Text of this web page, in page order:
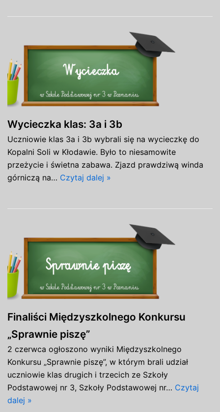
Wycieczka klas: 3a i 3b
Uczniowie klas 3a i 3b wybrali się na wycieczkę do
Kopalni Soli w Kłodawie. Było to niesamowite
przeżycie i świetna zabawa. Zjazd prawdziwą winda
górniczą na… Czytaj dalej »
Finaliści Międzyszkolnego Konkursu
„Sprawnie piszę”
2 czerwca ogłoszono wyniki Międzyszkolnego
Konkursu „Sprawnie piszę”, w którym brali udział
uczniowie klas drugich i trzecich ze Szkoły
Podstawowej nr 3, Szkoły Podstawowej nr… Czytaj
dalej »